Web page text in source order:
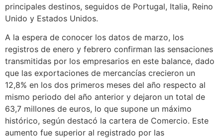
principales destinos, seguidos de Portugal, Italia, Reino
Unido y Estados Unidos.
A la espera de conocer los datos de marzo, los
registros de enero y febrero confirman las sensaciones
transmitidas por los empresarios en este balance, dado
que las exportaciones de mercancías crecieron un
12,8% en los dos primeros meses del año respecto al
mismo periodo del año anterior y dejaron un total de
63,7 millones de euros, lo que supone un máximo
histórico, según destacó la cartera de Comercio. Este
aumento fue superior al registrado por las